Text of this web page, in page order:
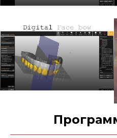
Участникам с собой
Ноутбук с